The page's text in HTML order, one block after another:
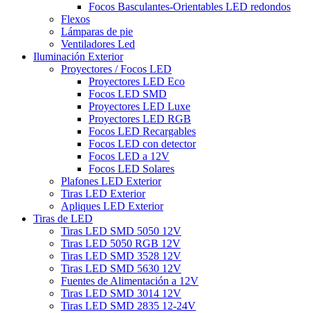
Focos Basculantes-Orientables LED redondos
Flexos
Lámparas de pie
Ventiladores Led
Iluminación Exterior
Proyectores / Focos LED
Proyectores LED Eco
Focos LED SMD
Proyectores LED Luxe
Proyectores LED RGB
Focos LED Recargables
Focos LED con detector
Focos LED a 12V
Focos LED Solares
Plafones LED Exterior
Tiras LED Exterior
Apliques LED Exterior
Tiras de LED
Tiras LED SMD 5050 12V
Tiras LED 5050 RGB 12V
Tiras LED SMD 3528 12V
Tiras LED SMD 5630 12V
Fuentes de Alimentación a 12V
Tiras LED SMD 3014 12V
Tiras LED SMD 2835 12-24V